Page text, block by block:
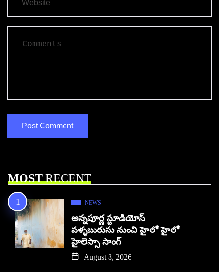
MOSTRECENT
NEWS
అన్నపూర్ణ స్టూడియోస్
పళ్ళబురుసు నుంచి హైలో హైలో
హైలెస్సా సాంగ్
August 8, 2026